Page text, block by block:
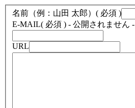
名前（例：山田 太郎） ( 必須 )
E-MAIL( 必須 ) - 公開されません -
URL